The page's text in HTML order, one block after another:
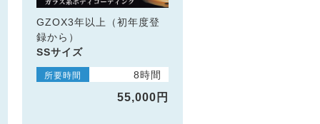
GZOX3年以上（初年度登
録から）
SSサイズ
所要時間 8時間
55,000円